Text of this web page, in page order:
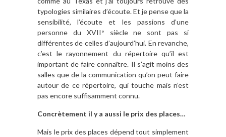
typologies similaires d’écoute. Et je pense que la
sensibilité, l’écoute et les passions d’une
personne du XVII e
siècle ne sont pas si
différentes de celles d’aujourd’hui. En revanche,
c’est le rayonnement du répertoire qu’il est
important de faire connaître. Il s’agit moins des
salles que de la communication qu’on peut faire
autour de ce répertoire, qui touche mais n’est
pas encore suffisamment connu.
Concrètement il y a aussi le prix des places…
Mais le prix des places dépend tout simplement